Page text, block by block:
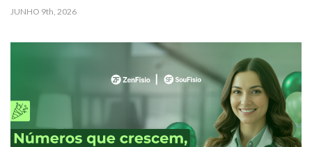
JUNHO 9th, 2026